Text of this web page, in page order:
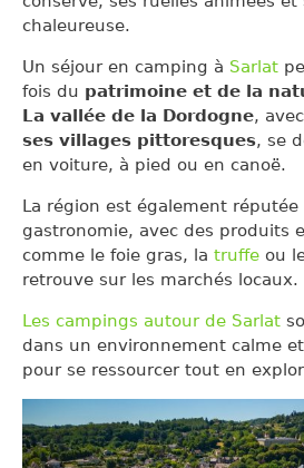
chaleureuse.
Un séjour en camping à Sarlat
fois du patrimoine et de la
La vallée de la Dordogne,
ses villages pittoresques, se
en voiture, à pied ou en canoë.
La région est également réputée
gastronomie, avec des produits
comme le foie gras, la truffe ou
retrouve sur les marchés locaux.
Les campings autour de Sarlat
dans un environnement calme
pour se ressourcer tout en